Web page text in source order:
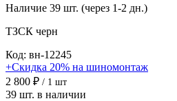
Наличие 39 шт. (через 1-2 дн.)
ТЗСК черн
Код: вн-12245
+Скидка 20% на шиномонтаж
2 800 ₽ / 1 шт
39 шт. в наличии